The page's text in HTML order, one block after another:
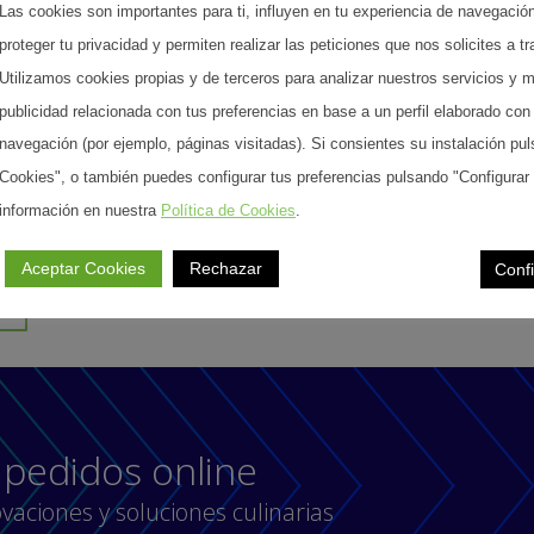
inscripción para acceder al área privada de la web. Puedes acceder,
como ejercer otros derechos consultando la información adicional y
datos en nuestra
Política de Privacidad.
y acepto las condiciones contenidas en la política de
de mis datos para gestionar la inscripción en el
GASTRONOMÍA, S.L.
recibir información periódica de GUZMÁN GASTRONOMÍA,
mi correo electrónico.
online
y soluciones culinarias
Las cookies son importantes para ti, influyen en tu experiencia de
proteger tu privacidad y permiten realizar las peticiones que nos solicites a
Utilizamos cookies propias y de terceros para analizar nuestros servicios y
publicidad relacionada con tus preferencias en base a un perfil elaborado
navegación (por ejemplo, páginas visitadas). Si consientes su instalación
Cookies", o también puedes configurar tus preferencias pulsando
información en nuestra Política de Cookies.
Aceptar Cookies Rechazar